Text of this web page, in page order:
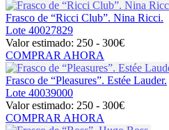
Frasco de “Ricci Club”. Nina Ricci.
Lote 40027829
Valor estimado: 250 - 300€
COMPRAR AHORA
Frasco de “Pleasures”. Estée Lauder.
Lote 40039000
Valor estimado: 250 - 300€
COMPRAR AHORA